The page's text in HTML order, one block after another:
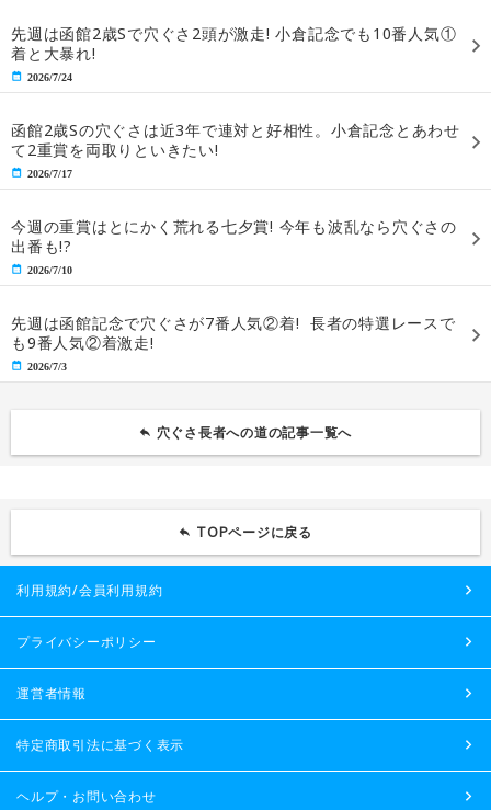
先週は函館2歳Sで穴ぐさ2頭が激走! 小倉記念でも10番人気①
着と大暴れ!
2026/7/24
函館2歳Sの穴ぐさは近3年で連対と好相性。小倉記念とあわせ
て2重賞を両取りといきたい!
2026/7/17
今週の重賞はとにかく荒れる七夕賞! 今年も波乱なら穴ぐさの
出番も!?
2026/7/10
先週は函館記念で穴ぐさが7番人気②着! 長者の特選レースで
も9番人気②着激走!
2026/7/3
穴ぐさ長者への道の記事一覧へ
TOPページに戻る
利用規約/会員利用規約
プライバシーポリシー
運営者情報
特定商取引法に基づく表示
ヘルプ・お問い合わせ